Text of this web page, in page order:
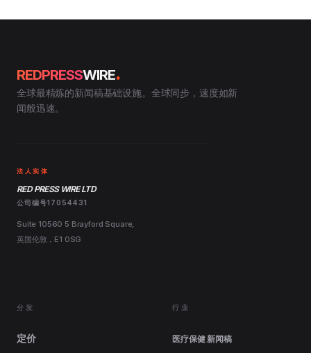
REDPRESSWIRE.
全球最精炼的新闻稿基础设施。全球同步，速度如新
闻般迅速。
法人实体
RED PRESS WIRE LTD
公司编号17054431
Suite 10560 5 Brayford Square,
英国伦敦，E1 0SG
分发
定价
行业
医疗保健 新闻稿